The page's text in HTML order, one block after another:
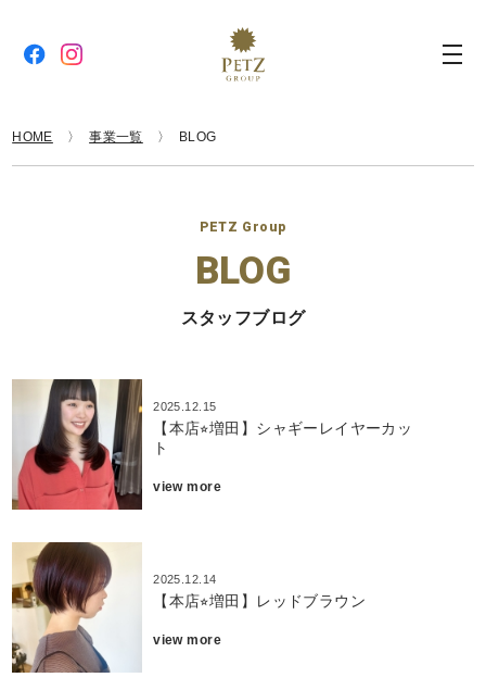
HOME 事業一覧 BLOG
PETZ Group
BLOG
スタッフブログ
2025.12.15
【本店⭐︎増田】シャギーレイヤーカッ
ト
view more
2025.12.14
【本店⭐︎増田】レッドブラウン
view more